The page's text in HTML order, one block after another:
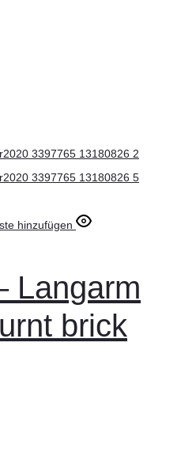
hinzufügen
Langarm
brick